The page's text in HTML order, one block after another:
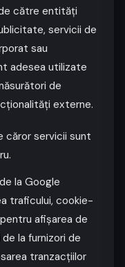
către entități
servicii de
sau
adesea utilizate
de
externe.
căror servicii sunt
la Google
traficului, cookie-
afișarea de
la furnizori de
tranzacțiilor